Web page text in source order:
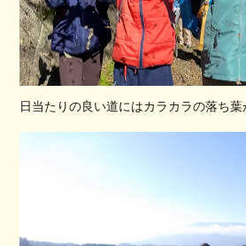
日当たりの良い道にはカラカラの落ち葉